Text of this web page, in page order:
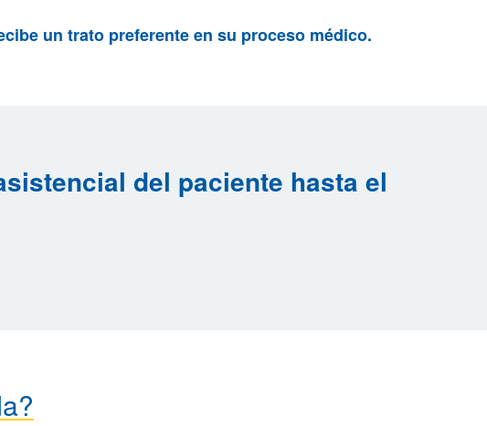
un trato preferente en su proceso médico.
del paciente hasta el